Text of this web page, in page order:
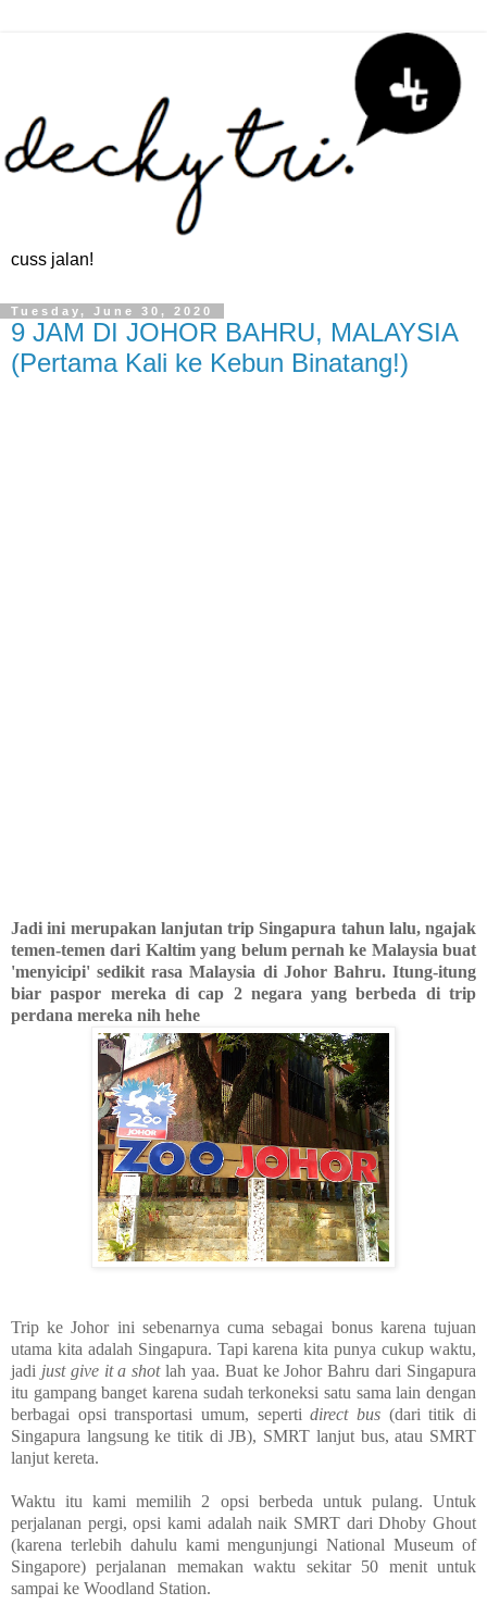
cuss jalan!
Tuesday, June 30, 2020
9 JAM DI JOHOR BAHRU, MALAYSIA
(Pertama Kali ke Kebun Binatang!)
Jadi ini merupakan lanjutan trip Singapura tahun lalu, ngajak
temen-temen dari Kaltim yang belum pernah ke Malaysia buat
'menyicipi' sedikit rasa Malaysia di Johor Bahru. Itung-itung
biar paspor mereka di cap 2 negara yang berbeda di trip
perdana mereka nih hehe
Trip ke Johor ini sebenarnya cuma sebagai bonus karena tujuan
utama kita adalah Singapura. Tapi karena kita punya cukup waktu,
jadi just give it a shotlah yaa. Buat ke Johor Bahru dari Singapura
itu gampang banget karena sudah terkoneksi satu sama lain dengan
berbagai opsi transportasi umum, sepertidirect bus (dari titik di
Singapura langsung ke titik di JB), SMRT lanjut bus, atau SMRT
lanjut kereta.
Waktu itu kami memilih 2 opsi berbeda untuk pulang. Untuk
perjalanan pergi, opsi kami adalah naik SMRT dari Dhoby Ghout
(karena terlebih dahulu kami mengunjungi National Museum of
Singapore) perjalanan memakan waktu sekitar 50 menit untuk
sampai ke Woodland Station.